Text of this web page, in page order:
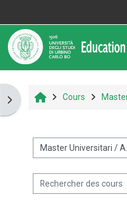
Ouvrir le tiroir des blocs
Accueil
Cours
Catégories de cours